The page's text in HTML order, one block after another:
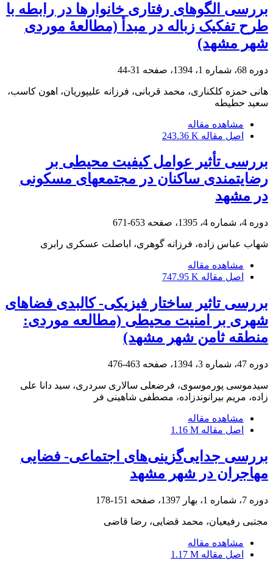
بررسی الگوهای رفتاری خانوارها در رابطه با
طرح تفکیک زباله در مبدأ (مطالعۀ موردی
شهر مشهد)
دوره 68، شماره 1، 1394، صفحه 31-44
هانی حمزه کلکناری، محمد قربانی، فرزانه علیپوریان، اهون کاسب،
سعید حطیطه
مشاهده مقاله
اصل مقاله 243.36 K
بررسی تأثیر عوامل کیفیت محیطی بر
رضایتمندی ساکنان در مجتمع‎های مسکونی
در مشهد
دوره 4، شماره 4، 1395، صفحه 653-671
شهاب عباس زاده، فرزانه گوهری، اباصلت عسکری رابری
مشاهده مقاله
اصل مقاله 747.95 K
بررسی تاثیر ساختار فیزیکی- کالبدی فضاهای
شهری بر امنیت محیطی (مطالعه موردی:
منطقه ثامن شهر مشهد)
دوره 47، شماره 3، 1394، صفحه 463-476
سیدموسی پورموسوی، فرضعلی سالاری سردری، سید دانا علی
زاده، مریم بیرانوندزاده، مصطفی شاهینی فر
مشاهده مقاله
اصل مقاله 1.16 M
بررسی جدایی‌گزینی‌های اجتماعی- فضایی
مهاجران در شهر مشهد
دوره 7، شماره 1، بهار 1397، صفحه 151-178
مجتبی رفیعیان، محمد قضایی، رضا قاضی
مشاهده مقاله
اصل مقاله 1.17 M